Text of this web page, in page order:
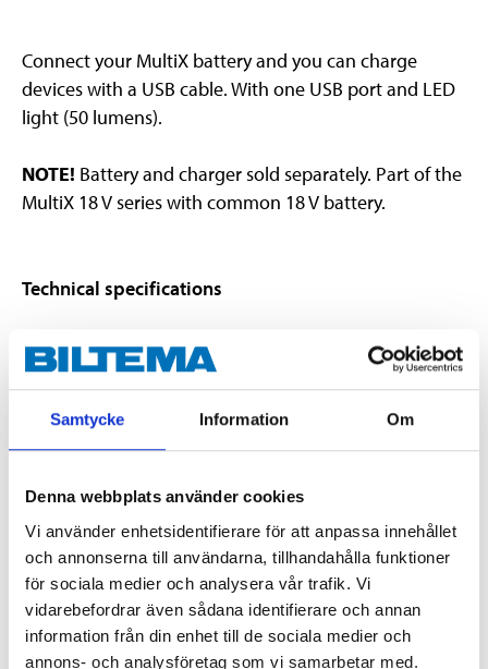
Samtycke Information Om
Denna webbplats använder cookies
Vi använder enhetsidentifierare för att anpassa innehållet
och annonserna till användarna, tillhandahålla funktioner
för sociala medier och analysera vår trafik. Vi
vidarebefordrar även sådana identifierare och annan
information från din enhet till de sociala medier och
annons- och analysföretag som vi samarbetar med.
Connect your MultiX battery and you can charge
devices with a USB cable. With one USB port and LED
light (50 lumens).
NOTE! Battery and charger sold separately. Part of the
MultiX 18 V series with common 18 V battery.
Technical specifications
Battery voltage
Battery type
Li-ion
Output voltage
5 V DC
Luminosity
50 lm
Enclosure class
IPX0
115 g
Dimensions
93,5 x 67,5 x 44 mm